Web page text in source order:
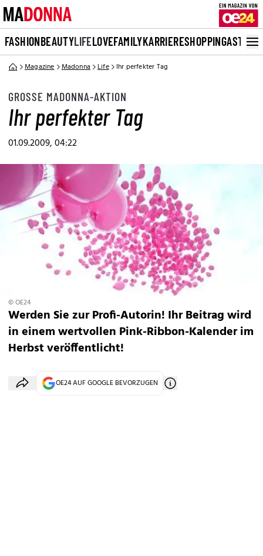
FASHIONBEAUTYLIFELOVEFAMILYKARRIERESHOPPINGASTRO
Magazine Madonna Life Ihr perfekter Tag
GROSSE MADONNA-AKTION
Ihr perfekter Tag
01.09.2009, 04:22
© OE24
Werden Sie zur Profi-Autorin! Ihr Beitrag wird
in einem wertvollen Pink-Ribbon-Kalender im
Herbst veröffentlicht!
OE24 AUF GOOGLE BEVORZUGEN